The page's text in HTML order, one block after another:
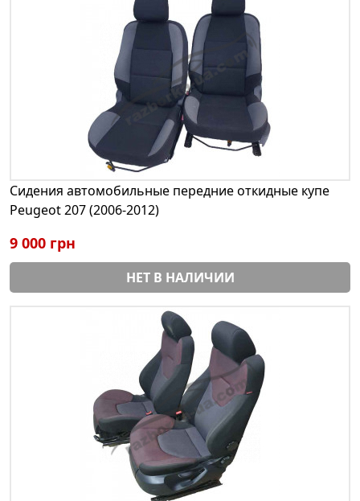
Сидения автомобильные передние откидные купе
Peugeot 207 (2006-2012)
9 000 грн
НЕТ В НАЛИЧИИ